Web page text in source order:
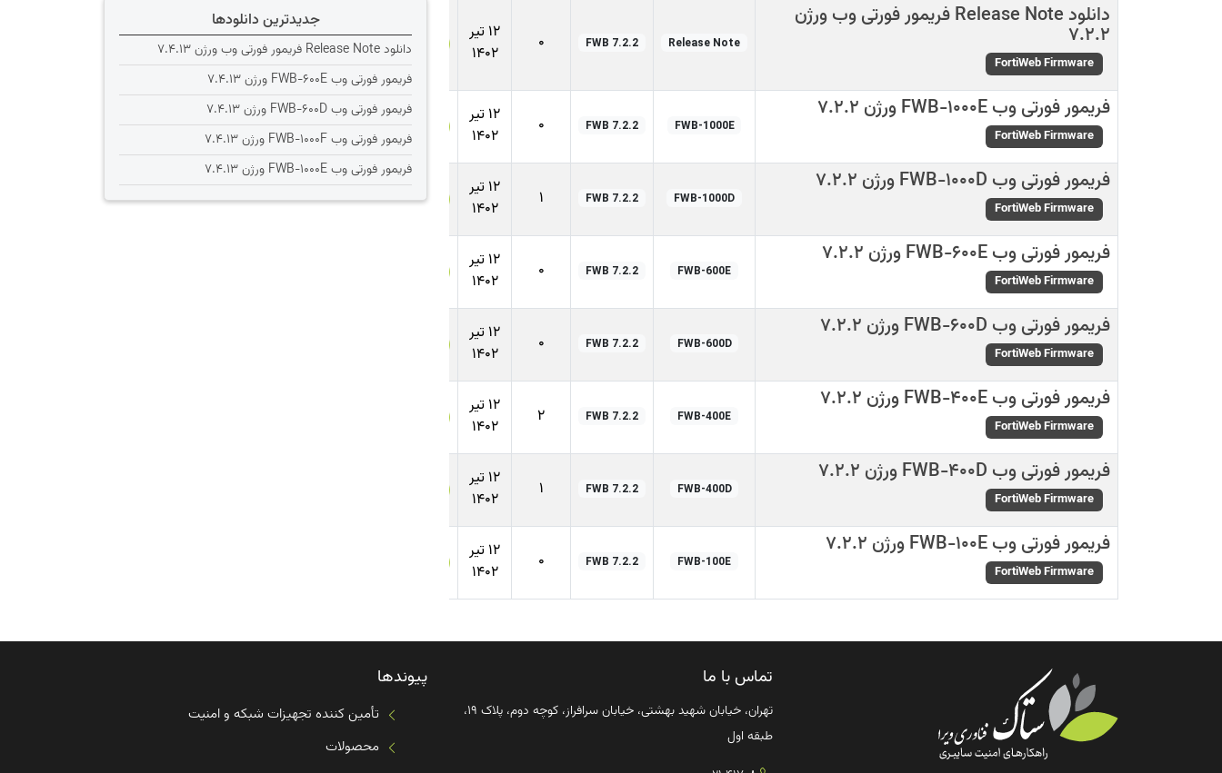
دانلود Release Note فریمور فورتی وب ورژن
7.2.2
FortiWeb Firmware
Release Note
FWB 7.2.2
0
12 تیر
1402
فریمور فورتی وب FWB-1000E ورژن 7.2.2
FortiWeb Firmware
FWB-1000E
FWB 7.2.2
0
12 تیر
1402
فریمور فورتی وب FWB-1000D ورژن 7.2.2
FortiWeb Firmware
FWB-1000D
FWB 7.2.2
1
12 تیر
1402
فریمور فورتی وب FWB-600E ورژن 7.2.2
FortiWeb Firmware
FWB-600E
FWB 7.2.2
0
12 تیر
1402
فریمور فورتی وب FWB-600D ورژن 7.2.2
FortiWeb Firmware
FWB-600D
FWB 7.2.2
0
12 تیر
1402
فریمور فورتی وب FWB-400E ورژن 7.2.2
FortiWeb Firmware
FWB-400E
FWB 7.2.2
2
12 تیر
1402
فریمور فورتی وب FWB-400D ورژن 7.2.2
FortiWeb Firmware
FWB-400D
FWB 7.2.2
1
12 تیر
1402
فریمور فورتی وب FWB-100E ورژن 7.2.2
FortiWeb Firmware
FWB-100E
FWB 7.2.2
0
12 تیر
1402
جدیدترین دانلودها
دانلود Release Note فریمور فورتی وب ورژن 7.4.13
فریمور فورتی وب FWB-600E ورژن 7.4.13
فریمور فورتی وب FWB-600D ورژن 7.4.13
فریمور فورتی وب FWB-1000F ورژن 7.4.13
فریمور فورتی وب FWB-1000E ورژن 7.4.13
تماس با ما
تهران، خیابان شهید بهشتی، خیابان سرافراز، کوچه دوم، پلاک ۱۹،
طبقه اول
پیوندها
تأمین کننده تجهیزات شبکه و امنیت
محصولات